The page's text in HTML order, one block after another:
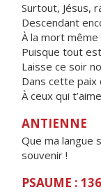
Surtout, Jésus,
Descendant
À la mort même
Puisque tout
Laisse ce soir
Dans cette
À ceux qui
ANTIENNE
Que ma langue
souvenir !
PSAUME : 136